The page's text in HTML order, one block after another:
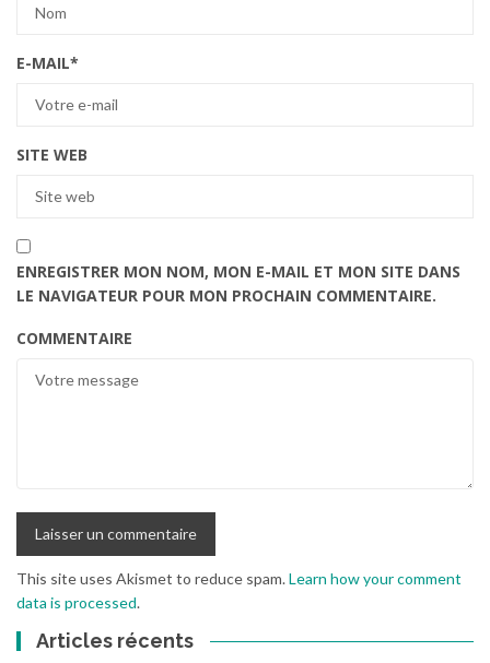
E-MAIL*
SITE WEB
ENREGISTRER MON NOM, MON E-MAIL ET MON SITE DANS
LE NAVIGATEUR POUR MON PROCHAIN COMMENTAIRE.
COMMENTAIRE
This site uses Akismet to reduce spam.Learn how your comment
data is processed.
Articles récents